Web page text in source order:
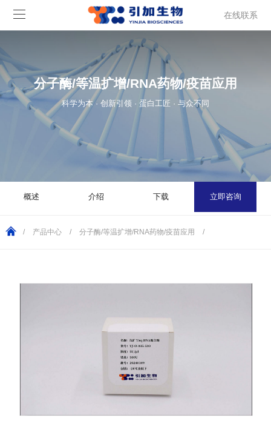
在线联系
分子酶/等温扩增/RNA药物/疫苗应用
科学为本 · 创新引领 · 蛋白工匠 · 与众不同
概述 介绍 下载 立即咨询
/ 产品中心 / 分子酶/等温扩增/RNA药物/疫苗应用 /